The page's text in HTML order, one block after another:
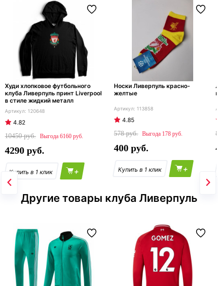
Худи хлопковое футбольного
клуба Ливерпуль принт Liverpool
в стиле жидкий металл
120648
4.82
10450
6160
4290
+
Носки Ливерпуль красно-
желтые
113858
4.85
578
178
400
+
Другие товары клуба Ливерпуль